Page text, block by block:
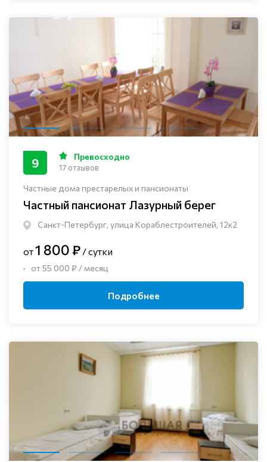
Частные дома престарелых и пансионаты
Частный пансионат Лазурный берег
Санкт-Петербург, улица Кораблестроителей, 12к2
9 Превосходно
17 отзывов
от1 800 ₽ / сутки
от 55 000 ₽ / месяц
Подробнее